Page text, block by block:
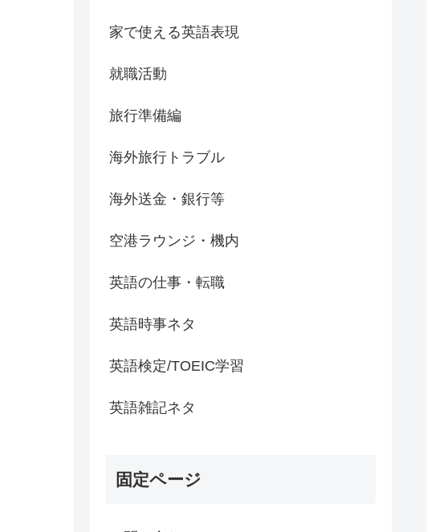
家で使える英語表現
就職活動
旅行準備編
海外旅行トラブル
海外送金・銀行等
空港ラウンジ・機内
英語の仕事・転職
英語時事ネタ
英語検定/TOEIC学習
英語雑記ネタ
固定ページ